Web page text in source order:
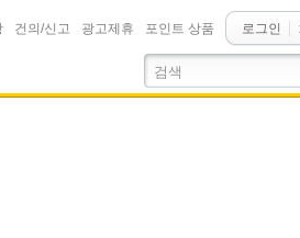
로그인
건의/신고 광고제휴 포인트 상품